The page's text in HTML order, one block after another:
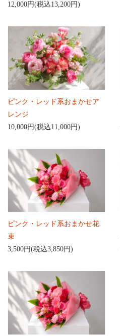
12,000円(税込13,200円)
ピンク・レッド系おまかせア
レンジ
10,000円(税込11,000円)
ピンク・レッド系おまかせ花
束
3,500円(税込3,850円)